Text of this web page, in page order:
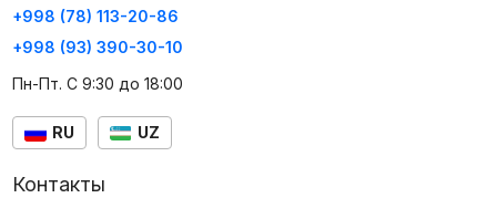
+998 (78) 113-20-86
+998 (93) 390-30-10
Пн-Пт. С 9:30 до 18:00
RU UZ
Контакты